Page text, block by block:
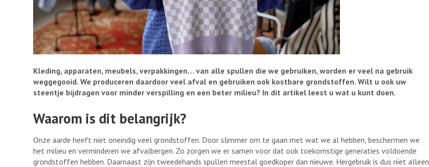
Kleding, apparaten, meubels, verpakkingen… van alle spullen die we gebruiken, worden er veel na gebruik
weggegooid. We produceren daardoor veel afval en gebruiken ook kostbare grondstoffen. Wilt u ook uw
steentje bijdragen voor minder verspilling en een beter milieu? In dit artikel leest u wat u kunt doen.
Waarom is dit belangrijk?
Onze aarde heeft niet oneindig veel grondstoffen. Door slimmer om te gaan met wat we al hebben, beschermen we
het milieu en verminderen we afvalbergen. Zo zorgen we er samen voor dat ook toekomstige generaties voldoende
grondstoffen hebben. Daarnaast zijn tweedehands spullen meestal goedkoper dan nieuwe. Hergebruik is dus niet alleen